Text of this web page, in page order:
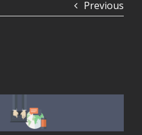
Previous